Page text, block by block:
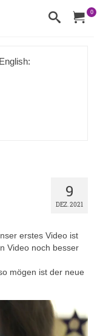
0
9
DEZ. 2021
erstes Video ist
Video noch besser
mögen ist der neue